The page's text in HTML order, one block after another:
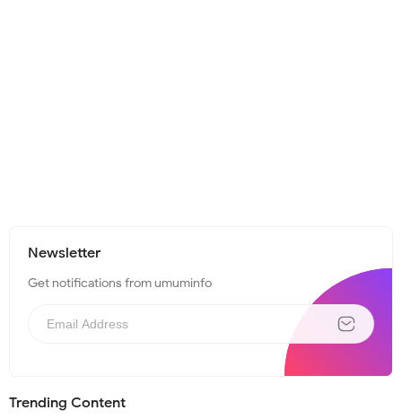
Newsletter
Get notifications from umuminfo
Trending Content